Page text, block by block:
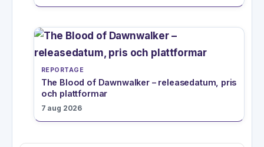
REPORTAGE
The Blood of Dawnwalker – releasedatum, pris
och plattformar
7 aug 2026